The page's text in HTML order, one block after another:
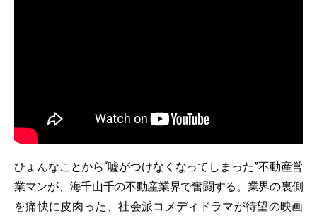
ひょんなことから“嘘がつけなくなってしまった”不動産営
業マンが、海千山千の不動産業界で奮闘する。業界の裏側
を痛快に皮肉った、社会派コメディドラマが待望の映画